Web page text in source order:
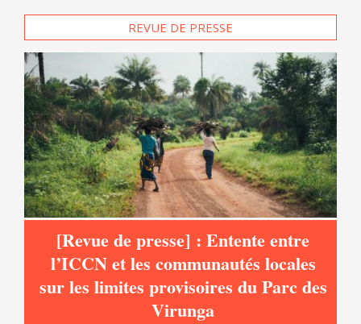
REVUE DE PRESSE
[Revue de presse] : Entente entre
l’ICCN et les communautés locales
sur les limites provisoires du Parc des
Virunga